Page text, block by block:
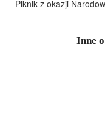
Piknik z okazji
Inne